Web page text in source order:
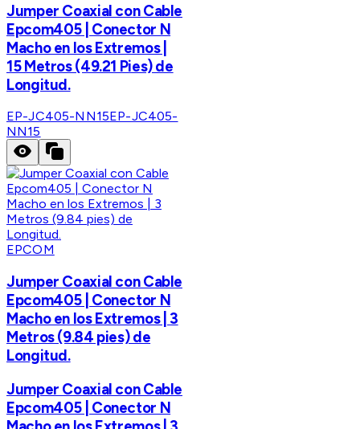
Jumper Coaxial con Cable
Epcom405 | Conector N
Macho en los Extremos |
15 Metros (49.21 Pies) de
Longitud.
EP-JC405-NN15EP-JC405-
NN15
EPCOM
Jumper Coaxial con Cable
Epcom405 | Conector N
Macho en los Extremos | 3
Metros (9.84 pies) de
Longitud.
Jumper Coaxial con Cable
Epcom405 | Conector N